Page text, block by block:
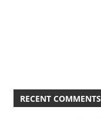
RECENT COMMENTS